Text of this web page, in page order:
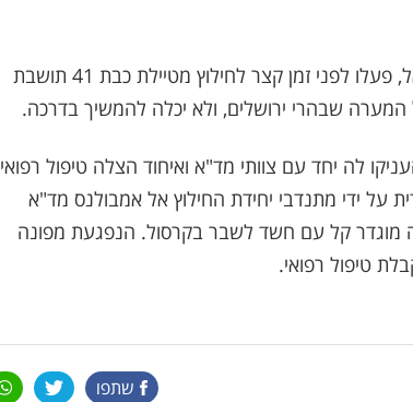
מתנדבי יחידת החילוץ עציון-יהודה של משטרת ישראל, פעלו לפני זמן קצר לחילוץ מטיילת כבת 41 תושבת
שבהרי ירושלים, ולא יכלה להמשיך בדרכה.
לה יחד עם צוותי מד"א ואיחוד הצלה טיפול רפואי
על ידי מתנדבי יחידת החילוץ אל אמבולנס מד"א
מוגדר קל עם חשד לשבר בקרסול. הנפגעת מפונה
טיפול רפואי.
שתפו